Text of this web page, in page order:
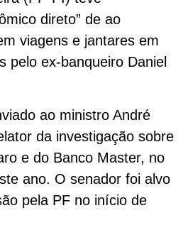
direto” de ao
viagens e jantares em
pelo ex-banqueiro Daniel
ao ministro André
da investigação sobre
e do Banco Master, no
ano. O senador foi alvo
pela PF no início de